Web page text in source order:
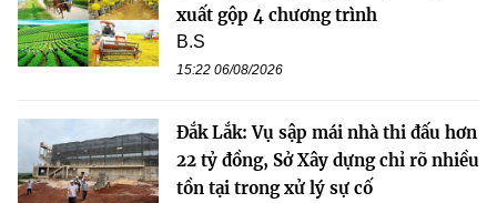
xuất gộp 4 chương trình
B.S
15:22 06/08/2026
Đắk Lắk: Vụ sập mái nhà thi đấu hơn
22 tỷ đồng, Sở Xây dựng chỉ rõ nhiều
tồn tại trong xử lý sự cố